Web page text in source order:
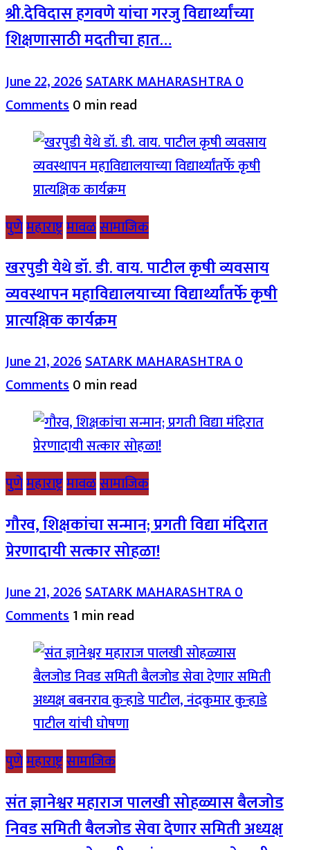
श्री.देविदास हगवणे यांचा गरजु विद्यार्थ्यांच्या
शिक्षणासाठी मदतीचा हात…
June 22, 2026SATARK MAHARASHTRA0
Comments0 min read
पुणेमहाराष्ट्रमावळसामाजिक
खरपुडी येथे डॉ. डी. वाय. पाटील कृषी व्यवसाय
व्यवस्थापन महाविद्यालयाच्या विद्यार्थ्यांतर्फे कृषी
प्रात्यक्षिक कार्यक्रम
June 21, 2026SATARK MAHARASHTRA0
Comments0 min read
पुणेमहाराष्ट्रमावळसामाजिक
गौरव, शिक्षकांचा सन्मान; प्रगती विद्या मंदिरात
प्रेरणादायी सत्कार सोहळा!
June 21, 2026SATARK MAHARASHTRA0
Comments1 min read
पुणेमहाराष्ट्रसामाजिक
संत ज्ञानेश्वर महाराज पालखी सोहळ्यास बैलजोड
निवड समिती बैलजोड सेवा देणार समिती अध्यक्ष